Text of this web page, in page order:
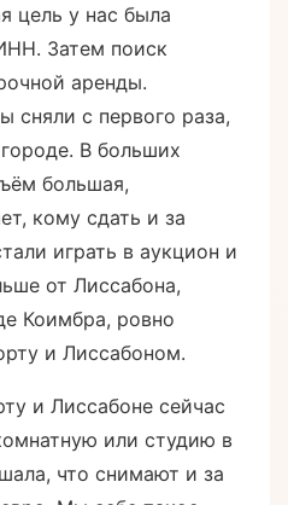
цель у нас была
Затем поиск
аренды.
с первого раза,
В больших
большая,
кому сдать и за
играть в аукцион и
от Лиссабона,
Коимбра, ровно
и Лиссабоном.
и Лиссабоне сейчас
или студию в
что снимают и за